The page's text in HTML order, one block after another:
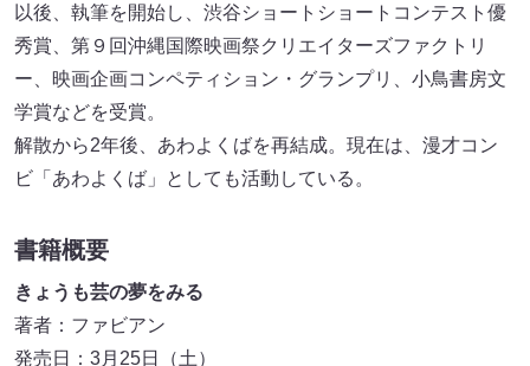
以後、執筆を開始し、渋⾕ショートショートコンテスト優
秀賞、第９回沖縄国際映画祭クリエイターズファクトリ
ー、映画企画コンペティション・グランプリ、⼩⿃書房⽂
学賞などを受賞。
解散から2年後、あわよくばを再結成。現在は、漫才コン
ビ「あわよくば」としても活動している。
書籍概要
きょうも芸の夢をみる
著者：ファビアン
発売⽇：3⽉25⽇（⼟）